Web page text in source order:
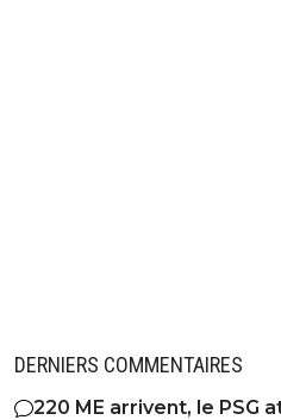
DERNIERS COMMENTAIRES
220 ME arrivent, le PSG